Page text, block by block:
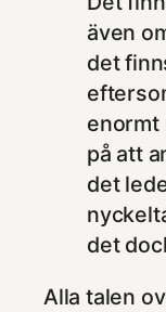
även
det
enormt
på att
det
det
Alla talen